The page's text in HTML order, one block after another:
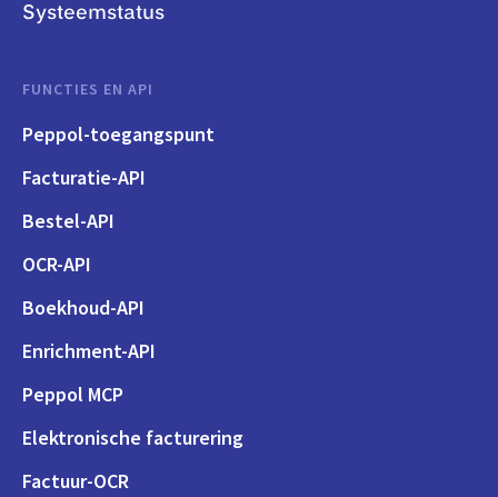
Systeemstatus
FUNCTIES EN API
Peppol-toegangspunt
Facturatie-API
Bestel-API
OCR-API
Boekhoud-API
Enrichment-API
Peppol MCP
Elektronische facturering
Factuur-OCR